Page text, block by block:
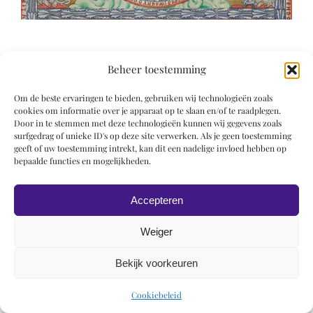
Beheer toestemming
Om de beste ervaringen te bieden, gebruiken wij technologieën zoals
cookies om informatie over je apparaat op te slaan en/of te raadplegen.
Door in te stemmen met deze technologieën kunnen wij gegevens zoals
surfgedrag of unieke ID's op deze site verwerken. Als je geen toestemming
geeft of uw toestemming intrekt, kan dit een nadelige invloed hebben op
bepaalde functies en mogelijkheden.
Accepteren
Weiger
Bekijk voorkeuren
Cookiebeleid
© 2019 Roel Wiechers | Powered byROCK Design